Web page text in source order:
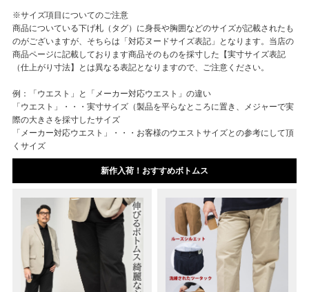
※サイズ項目についてのご注意
商品についている下げ札（タグ）に身長や胸囲などのサイズが記載されたも
のがございますが、そちらは「対応ヌードサイズ表記」となります。当店の
商品ページに記載しております商品そのものを採寸した【実寸サイズ表記
（仕上がり寸法】とは異なる表記となりますので、ご注意ください。
例：「ウエスト」と「メーカー対応ウエスト」の違い
「ウエスト」・・・実寸サイズ（製品を平らなところに置き、メジャーで実
際の大きさを採寸したサイズ
「メーカー対応ウエスト」・・・お客様のウエストサイズとの参考にして頂
くサイズ
新作入荷！おすすめボトムス